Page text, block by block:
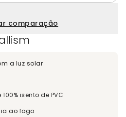
comparação
a luz solar
isento de PVC
ao fogo